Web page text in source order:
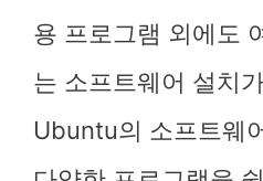
용 프로그램 외에도
는 소프트웨어 설치
Ubuntu의 소프트웨